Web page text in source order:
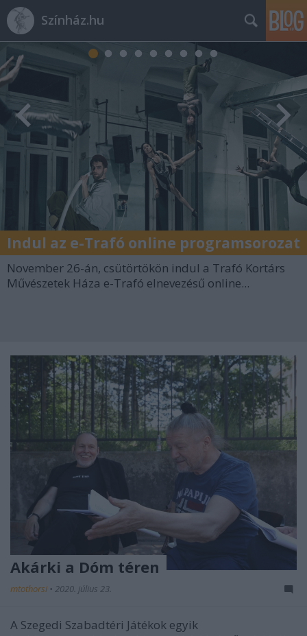
Színház.hu
Indul az e-Trafó online programsorozat
November 26-án, csütörtökön indul a Trafó Kortárs
Művészetek Háza e-Trafó elnevezésű online...
Akárki a Dóm téren
mtothorsi • 2020. július 23.
A Szegedi Szabadtéri Játékok egyik